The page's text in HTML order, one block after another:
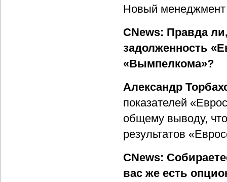
Новый менеджмент
CNews: Правда
задолженность
«Вымпелкома»?
Александр
показателей
общему выводу,
результатов
CNews:
вас же есть